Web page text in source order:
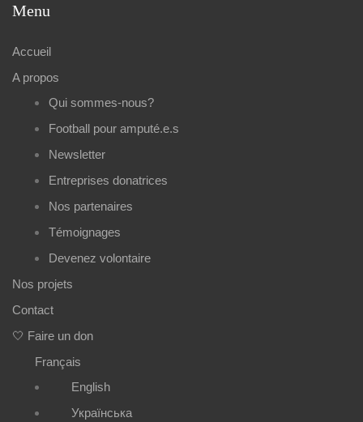
Menu
Accueil
A propos
Qui sommes-nous?
Football pour amputé.e.s
Newsletter
Entreprises donatrices
Nos partenaires
Témoignages
Devenez volontaire
Nos projets
Contact
🤍 Faire un don
Français
English
Українська